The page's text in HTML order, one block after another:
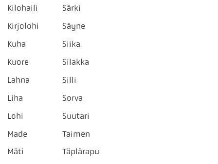
Kilohaili
Kirjolohi
Kuha
Kuore
Lahna
Liha
Lohi
Made
Mäti
Särki
Säyne
Siika
Silakka
Silli
Sorva
Suutari
Taimen
Täplärapu